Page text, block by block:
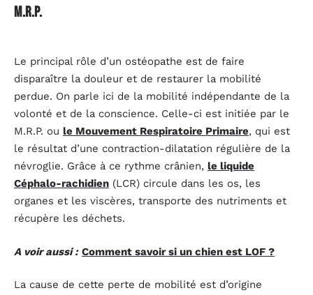
M.R.P.
Le principal rôle d’un ostéopathe est de faire
disparaître la douleur et de restaurer la mobilité
perdue. On parle ici de la mobilité indépendante de la
volonté et de la conscience. Celle-ci est initiée par le
M.R.P. ou le Mouvement Respiratoire Primaire, qui est
le résultat d’une contraction-dilatation régulière de la
névroglie. Grâce à ce rythme crânien, le liquide
Céphalo-rachidien (LCR) circule dans les os, les
organes et les viscères, transporte des nutriments et
récupère les déchets.
A voir aussi : Comment savoir si un chien est LOF ?
La cause de cette perte de mobilité est d’origine